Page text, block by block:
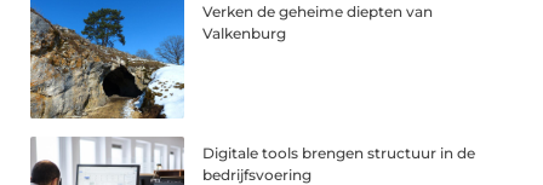
Verken de geheime diepten van
Valkenburg
Digitale tools brengen structuur in de
bedrijfsvoering